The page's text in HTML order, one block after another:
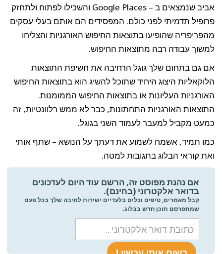
אביב שנמצאים ב – Google Places והשכילו לפתוח ולתחזק
פרופיל תדמיתי לפני כולם. המפסידים הם אותם בעלי עסקים
מהפריפריה שהופיעו בתוצאות החיפוש האורגניות והצליחו
למשוך עבודה רבה מתוצאות החיפוש.
אם גם בתחום שלך גוגל הרחיבה את חשיפת התוצאות
הלוקאליות היצוג היחיד שתוכל להשיג הוא בתוצאות החיפוש
האורגניות העליונות או בתוצאות החיפוש הממומנות.
התוצאות האורגניות התחתונות, כבר לא ממש רלוונטיות, זה
כמעט מקביל למעבר לעמוד השני בגוגל.
כמו תמיד, אשמח לשמוע את דעתך על הנושא – שתף אותי
ואת קוראי הבלוג בתגובות למטה.
אם נהנת מפוסט זה, הרשם עוד היום לעדכונים
בדואר אלקטרוני (בחינם).
קבל מאמרים, טיפים וכלים בלעדיים ישירות לתיבה שלך בכל פעם
שמתפרסם תוכן חדש בבלוג.